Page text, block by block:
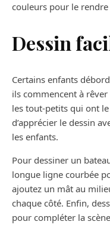
couleurs pour le
Dessin
Certains enfants
ils commencent à
les tout-petits qui ont
d’apprécier le dessin
les enfants.
Pour dessiner un
longue ligne courbée
ajoutez un mât au
chaque côté. Enfin,
pour compléter la